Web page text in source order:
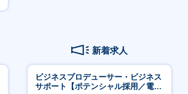
新着求人
ビジネスプロデューサー・ビジネス
サポート【ポテンシャル採用／電